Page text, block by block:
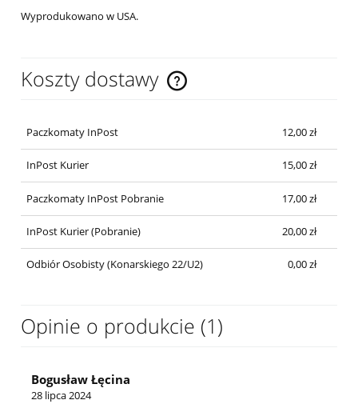
Wyprodukowano w USA.
Koszty dostawy
Cena nie zawiera ewentualnych kosztów płatności
Paczkomaty InPost 12,00 zł
InPost Kurier 15,00 zł
Paczkomaty InPost Pobranie 17,00 zł
InPost Kurier (Pobranie) 20,00 zł
Odbiór Osobisty (Konarskiego 22/U2) 0,00 zł
Opinie o produkcie (1)
Bogusław Łęcina
28 lipca 2024